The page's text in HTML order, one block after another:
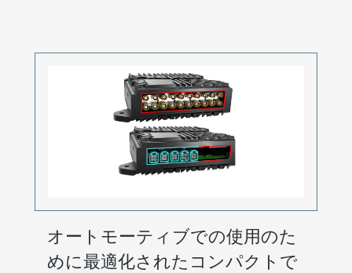
オートモーティブでの使用のた
めに最適化されたコンパクトで